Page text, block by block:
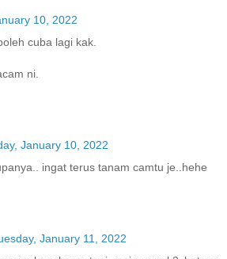
10, 2022
cuba lagi kak.
ni.
January 10, 2022
ingat terus tanam camtu je..hehe
January 11, 2022